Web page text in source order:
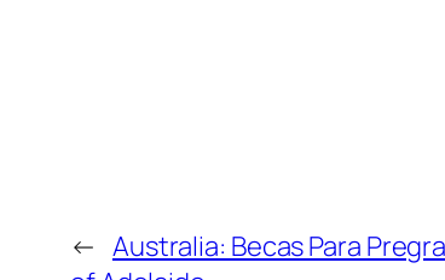
← Australia: Becas Para